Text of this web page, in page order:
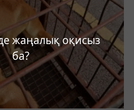
жаңалық оқисыз
ба?